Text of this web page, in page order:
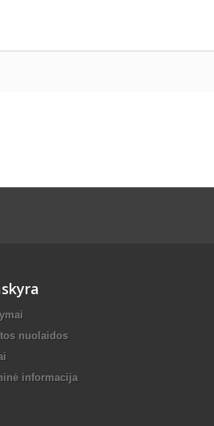
nuolaidos
informacija